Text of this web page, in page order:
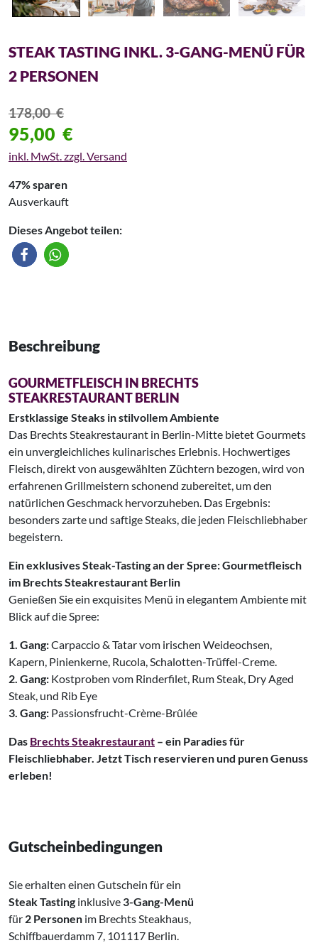
STEAK TASTING INKL. 3-GANG-MENÜ FÜR
2 PERSONEN
178,00€
95,00 €
inkl. MwSt. zzgl. Versand
47% sparen
Ausverkauft
Dieses Angebot teilen:
Beschreibung
GOURMETFLEISCH IN BRECHTS
STEAKRESTAURANT BERLIN
Erstklassige Steaks in stilvollem Ambiente
Das Brechts Steakrestaurant in Berlin-Mitte bietet Gourmets
ein unvergleichliches kulinarisches Erlebnis. Hochwertiges
Fleisch, direkt von ausgewählten Züchtern bezogen, wird von
erfahrenen Grillmeistern schonend zubereitet, um den
natürlichen Geschmack hervorzuheben. Das Ergebnis:
besonders zarte und saftige Steaks, die jeden Fleischliebhaber
begeistern.
Ein exklusives Steak-Tasting an der Spree: Gourmetfleisch
im Brechts Steakrestaurant Berlin
Genießen Sie ein exquisites Menü in elegantem Ambiente mit
Blick auf die Spree:
1. Gang:Carpaccio & Tatar vom irischen Weideochsen,
Kapern, Pinienkerne, Rucola, Schalotten-Trüffel-Creme.
2. Gang: Kostproben vom Rinderfilet, Rum Steak, Dry Aged
Steak, und Rib Eye
3. Gang: Passionsfrucht-Crème-Brûlée
Das Brechts Steakrestaurant – ein Paradies für
Fleischliebhaber. Jetzt Tisch reservieren und puren Genuss
erleben!
Gutscheinbedingungen
Sie erhalten einen Gutschein für ein
Steak Tasting inklusive 3-Gang-Menü
für 2 Personen im Brechts Steakhaus,
Schiffbauerdamm 7, 101117 Berlin.